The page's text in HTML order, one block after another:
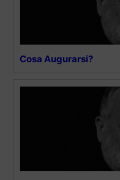
Cosa Augurarsi?